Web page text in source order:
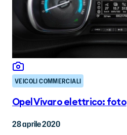
VEICOLI COMMERCIALI
Opel Vivaro elettrico: foto
28 aprile 2020